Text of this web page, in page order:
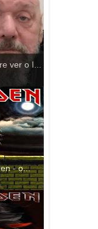
ver o I...
- o...